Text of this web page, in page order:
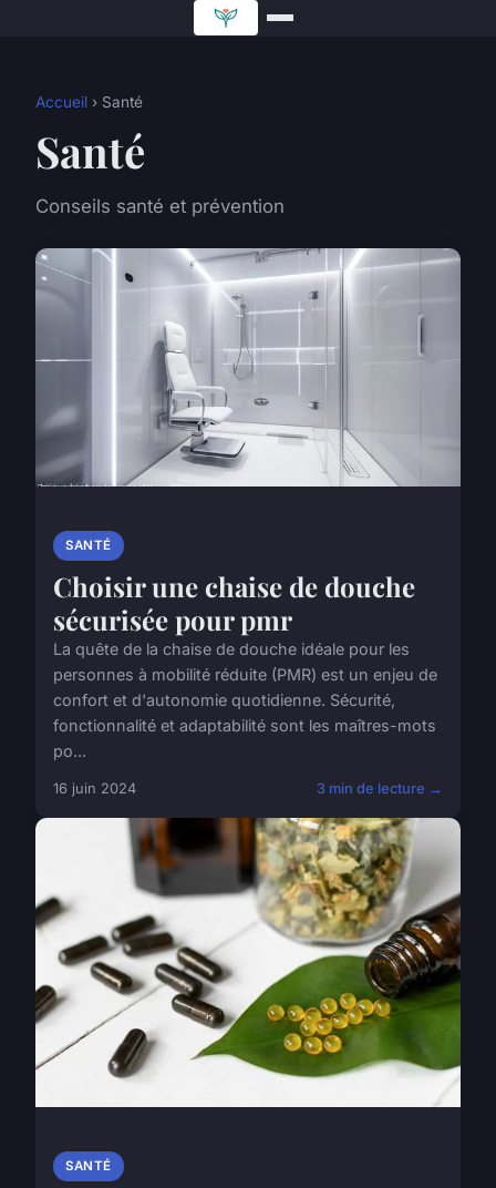
Accueil › Santé
Santé
Conseils santé et prévention
SANTÉ
Choisir une chaise de douche
sécurisée pour pmr
La quête de la chaise de douche idéale pour les
personnes à mobilité réduite (PMR) est un enjeu de
confort et d'autonomie quotidienne. Sécurité,
fonctionnalité et adaptabilité sont les maîtres-mots
po...
16 juin 2024 3 min de lecture →
SANTÉ